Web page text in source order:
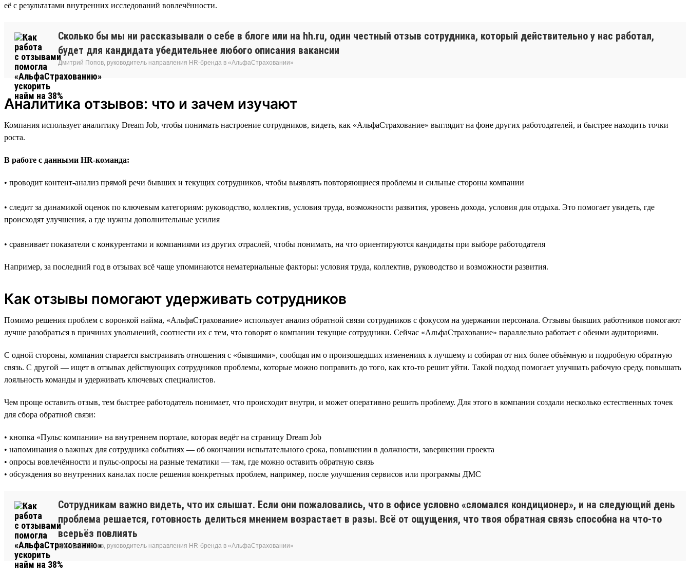
её с результатами внутренних исследований вовлечённости.
Сколько бы мы ни рассказывали о себе в блоге или на hh.ru, один честный отзыв сотрудника, который действительно у нас работал,
будет для кандидата убедительнее любого описания вакансии
Дмитрий Попов, руководитель направления HR-бренда в «АльфаСтраховании»
Аналитика отзывов: что и зачем изучают
Компания использует аналитику Dream Job, чтобы понимать настроение сотрудников, видеть, как «АльфаСтрахование» выглядит на фоне других работодателей, и быстрее находить точки
роста.
В работе с данными HR-команда:
• проводит контент-анализ прямой речи бывших и текущих сотрудников, чтобы выявлять повторяющиеся проблемы и сильные стороны компании
• следит за динамикой оценок по ключевым категориям: руководство, коллектив, условия труда, возможности развития, уровень дохода, условия для отдыха. Это помогает увидеть, где
происходят улучшения, а где нужны дополнительные усилия
• сравнивает показатели с конкурентами и компаниями из других отраслей, чтобы понимать, на что ориентируются кандидаты при выборе работодателя
Например, за последний год в отзывах всё чаще упоминаются нематериальные факторы: условия труда, коллектив, руководство и возможности развития.
Как отзывы помогают удерживать сотрудников
Помимо решения проблем с воронкой найма, «АльфаСтрахование» использует анализ обратной связи сотрудников с фокусом на удержании персонала. Отзывы бывших работников помогают
лучше разобраться в причинах увольнений, соотнести их с тем, что говорят о компании текущие сотрудники. Сейчас «АльфаСтрахование» параллельно работает с обеими аудиториями.
С одной стороны, компания старается выстраивать отношения с «бывшими», сообщая им о произошедших изменениях к лучшему и собирая от них более объёмную и подробную обратную
связь. С другой — ищет в отзывах действующих сотрудников проблемы, которые можно поправить до того, как кто-то решит уйти. Такой подход помогает улучшать рабочую среду, повышать
лояльность команды и удерживать ключевых специалистов.
Чем проще оставить отзыв, тем быстрее работодатель понимает, что происходит внутри, и может оперативно решить проблему. Для этого в компании создали несколько естественных точек
для сбора обратной связи:
• кнопка «Пульс компании» на внутреннем портале, которая ведёт на страницу Dream Job
• напоминания о важных для сотрудника событиях — об окончании испытательного срока, повышении в должности, завершении проекта
• опросы вовлечённости и пульс-опросы на разные тематики — там, где можно оставить обратную связь
• обсуждения во внутренних каналах после решения конкретных проблем, например, после улучшения сервисов или программы ДМС
Сотрудникам важно видеть, что их слышат. Если они пожаловались, что в офисе условно «сломался кондиционер», и на следующий день
проблема решается, готовность делиться мнением возрастает в разы. Всё от ощущения, что твоя обратная связь способна на что-то
всерьёз повлиять
Дмитрий Попов, руководитель направления HR-бренда в «АльфаСтраховании»